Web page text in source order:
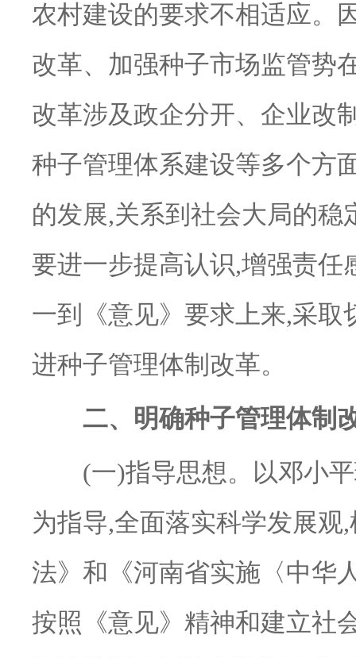
农村建设的要求不相适应。
改革、加强种子市场监管势
改革涉及政企分开、企业改
种子管理体系建设等多个方
的发展,关系到社会大局的
要进一步提高认识,增强责任
一到《意见》要求上来,采
进种子管理体制改革。
二、明确种子管理体制
(一)指导思想。以邓小平
为指导,全面落实科学发展
法》和《河南省实施〈中华
按照《意见》精神和建立社